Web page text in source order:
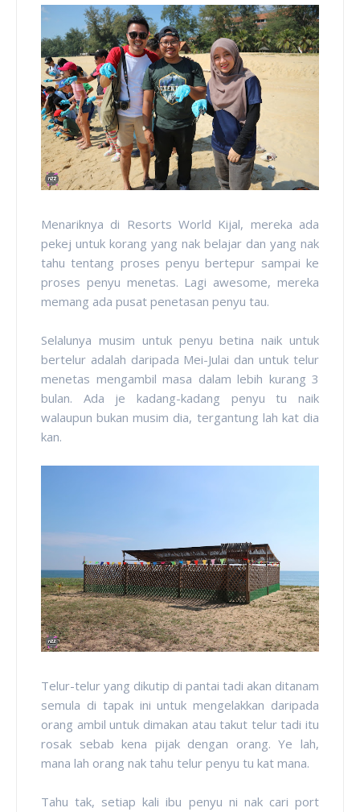
Menariknya di Resorts World Kijal, mereka ada
pekej untuk korang yang nak belajar dan yang nak
tahu tentang proses penyu bertepur sampai ke
proses penyu menetas. Lagi awesome, mereka
memang ada pusat penetasan penyu tau.
Selalunya musim untuk penyu betina naik untuk
bertelur adalah daripada Mei-Julai dan untuk telur
menetas mengambil masa dalam lebih kurang 3
bulan. Ada je kadang-kadang penyu tu naik
walaupun bukan musim dia, tergantung lah kat dia
kan.
Telur-telur yang dikutip di pantai tadi akan ditanam
semula di tapak ini untuk mengelakkan daripada
orang ambil untuk dimakan atau takut telur tadi itu
rosak sebab kena pijak dengan orang. Ye lah,
mana lah orang nak tahu telur penyu tu kat mana.
Tahu tak, setiap kali ibu penyu ni nak cari port